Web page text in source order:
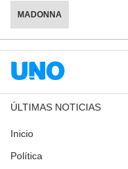
MADONNA
ÚLTIMAS NOTICIAS
Inicio
Política